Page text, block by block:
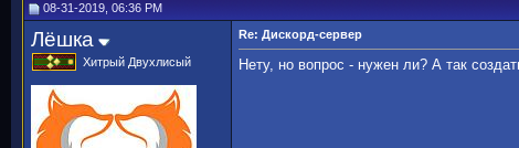
08-31-2019, 06:36 PM
Лёшка
Хитрый Двухлисый
Re: Дискорд-сервер
Нету, но вопрос - нужен ли? А так